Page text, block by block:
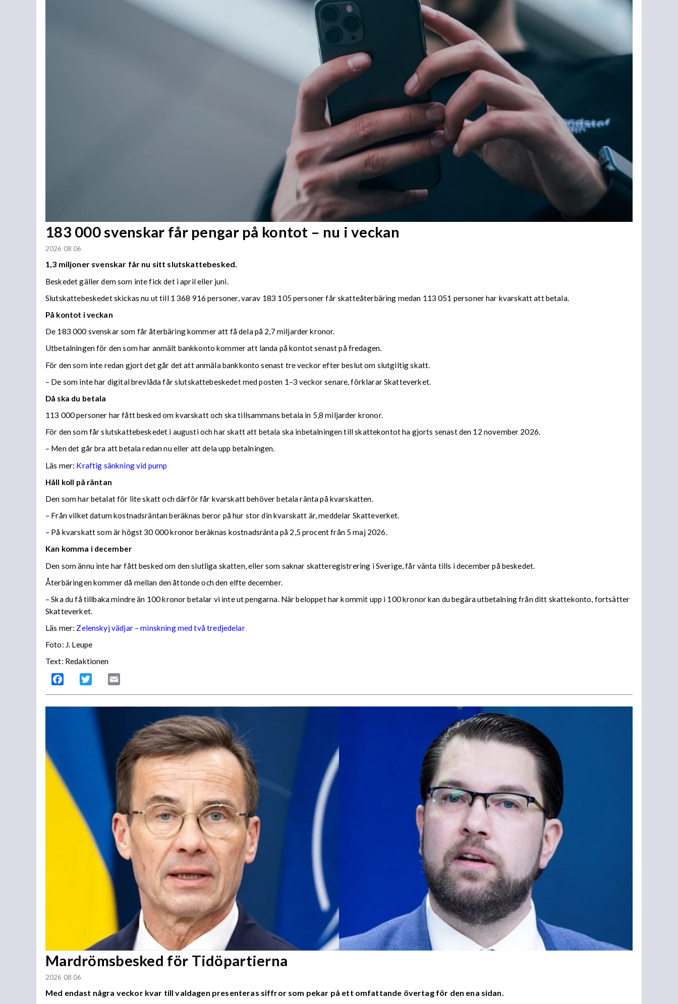
183 000 svenskar får pengar på kontot – nu i veckan
2026 08 06
1,3 miljoner svenskar får nu sitt slutskattebesked.
Beskedet gäller dem som inte fick det i april eller juni.
Slutskattebeskedet skickas nu ut till 1 368 916 personer, varav 183 105 personer får skatteåterbäring medan 113 051 personer har kvarskatt att betala.
På kontot i veckan
De 183 000 svenskar som får återbäring kommer att få dela på 2,7 miljarder kronor.
Utbetalningen för den som har anmält bankkonto kommer att landa på kontot senast på fredagen.
För den som inte redan gjort det går det att anmäla bankkonto senast tre veckor efter beslut om slutgiltig skatt.
– De som inte har digital brevlåda får slutskattebeskedet med posten 1–3 veckor senare, förklarar Skatteverket.
Då ska du betala
113 000 personer har fått besked om kvarskatt och ska tillsammans betala in 5,8 miljarder kronor.
För den som får slutskattebeskedet i augusti och har skatt att betala ska inbetalningen till skattekontot ha gjorts senast den 12 november 2026.
– Men det går bra att betala redan nu eller att dela upp betalningen.
Läs mer: Kraftig sänkning vid pump
Håll koll på räntan
Den som har betalat för lite skatt och därför får kvarskatt behöver betala ränta på kvarskatten.
– Från vilket datum kostnadsräntan beräknas beror på hur stor din kvarskatt är, meddelar Skatteverket.
– På kvarskatt som är högst 30 000 kronor beräknas kostnadsränta på 2,5 procent från 5 maj 2026.
Kan komma i december
Den som ännu inte har fått besked om den slutliga skatten, eller som saknar skatteregistrering i Sverige, får vänta tills i december på beskedet.
Återbäringen kommer då mellan den åttonde och den elfte december.
– Ska du få tillbaka mindre än 100 kronor betalar vi inte ut pengarna. När beloppet har kommit upp i 100 kronor kan du begära utbetalning från ditt skattekonto, fortsätter
Skatteverket.
Läs mer: Zelenskyj vädjar – minskning med två tredjedelar
Foto: J. Leupe
Text: Redaktionen
Facebook Twitter
Mardrömsbesked för Tidöpartierna
2026 08 06
Med endast några veckor kvar till valdagen presenteras siffror som pekar på ett omfattande övertag för den ena sidan.